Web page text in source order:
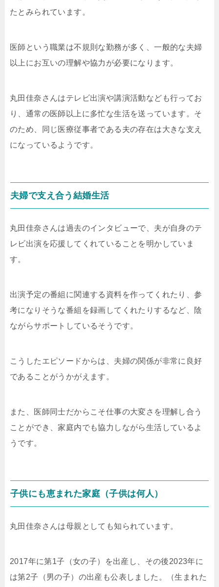
たとみられています。
医師という職業は不規則な勤務が多く、一般的な夫婦
以上にお互いの理解や協力が必要になります。
丸田佳奈さんはテレビ出演や講演活動なども行ってお
り、通常の医師以上に多忙な生活を送っています。そ
のため、同じ医療従事者である夫の存在は大きな支え
になっているようです。
夫婦で支え合う結婚生活
丸田佳奈さんは過去のインタビューで、夫が自身のテ
レビ出演を応援してくれていることを明かしていま
す。
出演予定の番組に関連する資料を作ってくれたり、参
考になりそうな番組を録画してくれたりするなど、陰
ながらサポートしているそうです。
こうしたエピソードからは、夫婦の関係が非常に良好
であることがうかがえます。
また、医師同士だからこそ仕事の大変さを理解し合う
ことができ、家庭内でも協力しながら生活しているよ
うです。
子供にも恵まれた家庭（子供は何人）
丸田佳奈さんは母親としても知られています。
2017年に第1子（女の子）を出産し、その後2023年に
は第2子（男の子）の出産も公表しました。（生まれた